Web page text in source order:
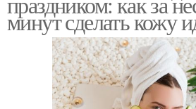
минут сделать кожу